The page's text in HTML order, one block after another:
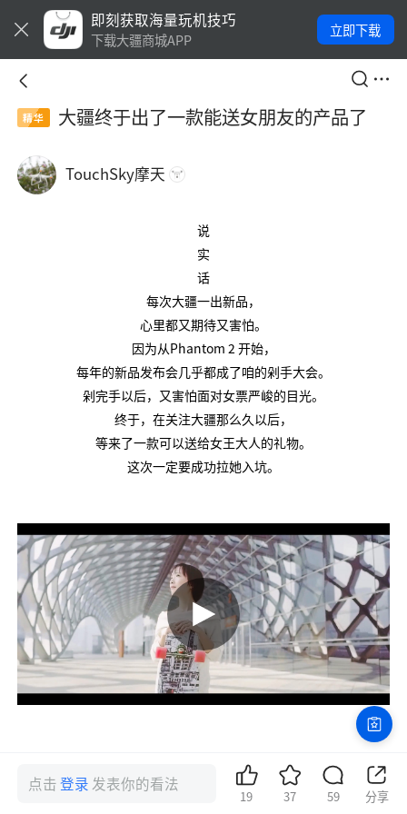
即刻获取海量玩机技巧
下载大疆商城APP
立即下载
精华 大疆终于出了一款能送女朋友的产品了
TouchSky摩天
说
实
话
每次大疆一出新品，
心里都又期待又害怕。
因为从Phantom 2 开始，
每年的新品发布会几乎都成了咱的剁手大会。
剁完手以后，又害怕面对女票严峻的目光。
终于，在关注大疆那么久以后，
等来了一款可以送给女王大人的礼物。
这次一定要成功拉她入坑。
点击登录 发表你的看法
19 37 59 分享